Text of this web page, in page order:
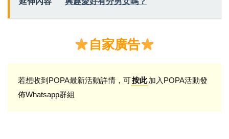
自家廣告
若想收到POPA最新活動詳情，可按此加入POPA活動發
佈Whatsapp群組